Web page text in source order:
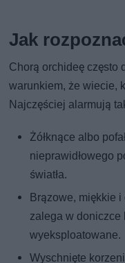
Jak
Chorą orchideę często
warunkiem, że wiecie,
Najczęściej alarmują
Żółknące albo
nieprawidłowego
światła.
Brązowe, miękkie
zalega w doniczce
wyeksploatowane.
Wyschnięte